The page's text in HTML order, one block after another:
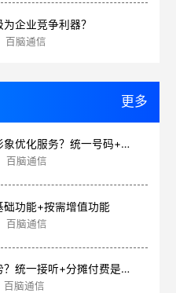
企业竞争利器？
百脑通信
更多
办理400电话怎么塑造品牌形象优化服务？统一号码+智能管理平台
百脑通信
功能+按需增值功能
百脑通信
400电话和座机比有什么优势？统一接听+分摊付费是核心
脑通信